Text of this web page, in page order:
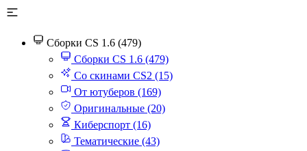
Сборки CS 1.6 (479)
Сборки CS 1.6 (479)
Со скинами CS2 (15)
От ютуберов (169)
Оригинальные (20)
Киберспорт (16)
Тематические (43)